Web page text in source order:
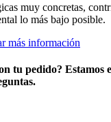
muy concretas,
lo más bajo posible.
más información
tu pedido? Estamos